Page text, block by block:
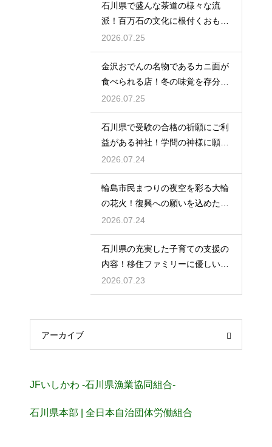
石川県で盛んな茶道の様々な流
派！百万石の文化に根付くおもて
なしの心
2026.07.25
金沢おでんの名物であるカニ面が
食べられる店！冬の味覚を存分に
味わう
2026.07.25
石川県で受験の合格の祈願にご利
益がある神社！学問の神様に願い
を届ける
2026.07.24
輪島市民まつりの夜空を彩る大輪
の花火！復興への願いを込めた感
動の光
2026.07.24
石川県の充実した子育ての支援の
内容！移住ファミリーに優しい制
度を解説
2026.07.23
アーカイブ
JFいしかわ -石川県漁業協同組合-
石川県本部 | 全日本自治団体労働組合